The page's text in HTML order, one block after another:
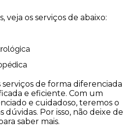
veja os serviços de abaixo:
serviços de forma diferenciada
e eficiente. Com um
e cuidadoso, teremos o
dúvidas. Por isso, não deixe de
saber mais.